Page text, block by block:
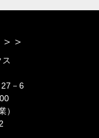
＞
－6
）